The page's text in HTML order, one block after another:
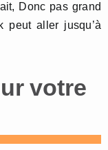
Donc pas grand
peut aller jusqu’à
votre